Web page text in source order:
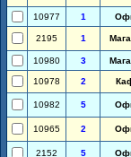
10977 1
2195 1
10980 3
10978 2
10982 5
10965 2
2152 5